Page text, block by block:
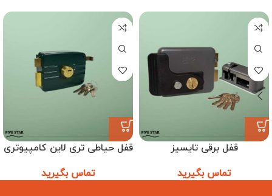
قفل برقی تایسیز
تماس بگیرید
قفل حیاطی تری لاین کامپیوتری
تماس بگیرید